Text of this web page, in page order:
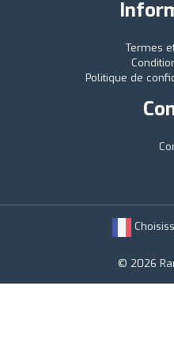
Termes
Politique de
© 2026